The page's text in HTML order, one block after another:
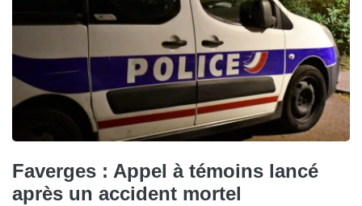
Faverges : Appel à témoins lancé
après un accident mortel